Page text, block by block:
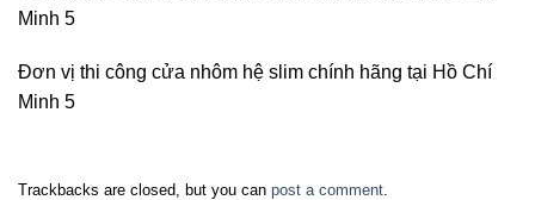
Minh 5
Đơn vị thi công cửa nhôm hệ slim chính hãng tại Hồ Chí
Minh 5
Trackbacks are closed, but you can post a comment